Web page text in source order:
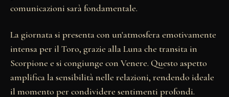
comunicazioni sarà fondamentale.
La giornata si presenta con un'atmosfera emotivamente
intensa per il Toro, grazie alla Luna che transita in
Scorpione e si congiunge con Venere. Questo aspetto
amplifica la sensibilità nelle relazioni, rendendo ideale
il momento per condividere sentimenti profondi.